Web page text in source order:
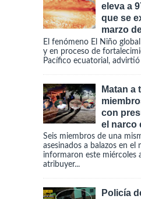
eleva a
que se
marzo
El fenómeno El Niño
y en proceso de
Pacífico ecuatorial,
Matan a
con
el narco
Seis miembros de una
asesinados a balazos en
informaron este miércoles
atribuyer...
Policía